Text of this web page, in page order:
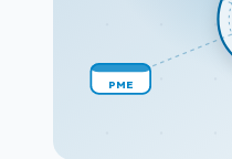
PME